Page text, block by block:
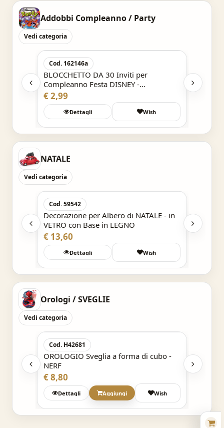
Addobbi Compleanno / Party
Vedi categoria
Cod. 162146a
BLOCCHETTO DA 30 Inviti per
Compleanno Festa DISNEY -
SUPERMAN
€ 2,99
Dettagli Wish
NATALE
Vedi categoria
Cod. 59542
Decorazione per Albero di NATALE - in
VETRO con Base in LEGNO
€ 13,60
Dettagli Wish
Orologi / SVEGLIE
Vedi categoria
Cod. H42681
OROLOGIO Sveglia a forma di cubo -
NERF
€ 8,80
Dettagli Aggiungi Wish